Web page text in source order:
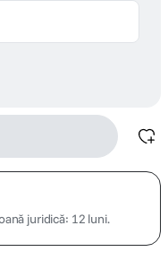
juridică: 12 luni.